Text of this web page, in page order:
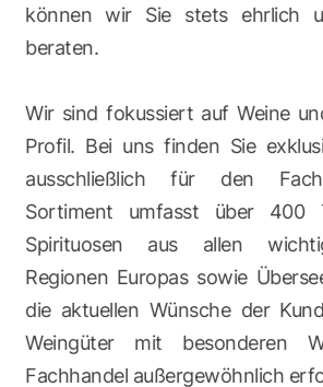
können wir Sie stets ehrlich
beraten.
Wir sind fokussiert auf Weine
Profil. Bei uns finden Sie
ausschließlich für den
Sortiment umfasst über 400
Spirituosen aus allen
Regionen Europas sowie
die aktuellen Wünsche der
Weingüter mit besonderen
Fachhandel außergewöhnlich